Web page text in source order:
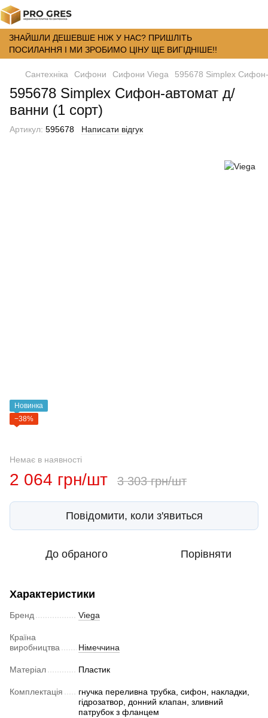
ЗНАЙШЛИ ДЕШЕВШЕ НІЖ У НАС? ПРИШЛІТЬ
ПОСИЛАННЯ І МИ ЗРОБИМО ЦІНУ ЩЕ ВИГІДНІШЕ!!
Сантехніка Сифони Сифони Viega 595678 Simplex
595678 Simplex Сифон-автомат д/
ванни (1 сорт)
Артикул: 595678 Написати відгук
Новинка
−38%
Немає в наявності
2 064 грн/шт 3 303 грн/шт
Повідомити, коли з'явиться
До обраного Порівняти
Характеристики
Бренд Viega
Країна
виробництва
Німеччина
Матеріал Пластик
Комплектація
гнучка переливна трубка, сифон, накладки,
гідрозатвор, донний клапан, зливний
патрубок з фланцем